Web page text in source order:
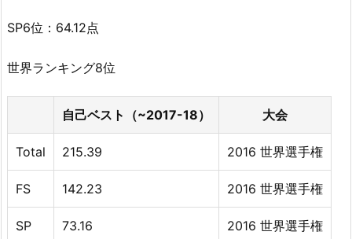
SP6位：64.12点
世界ランキング8位
自己ベスト（~2017-18） 大会
Total 215.39 2016 世界選手権
FS 142.23 2016 世界選手権
SP 73.16 2016 世界選手権